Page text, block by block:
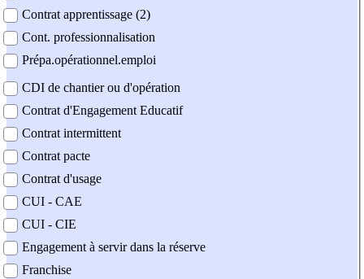
Contrat apprentissage (2)
Cont. professionnalisation
Prépa.opérationnel.emploi
CDI de chantier ou d'opération
Contrat d'Engagement Educatif
Contrat intermittent
Contrat pacte
Contrat d'usage
CUI - CAE
CUI - CIE
Engagement à servir dans la réserve
Franchise